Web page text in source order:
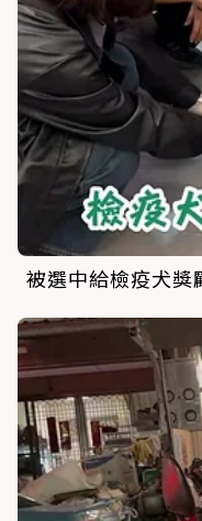
被選中給檢疫犬獎